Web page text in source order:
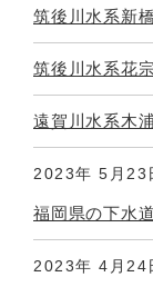
筑後川水系新
筑後川水系花
遠賀川水系木
2023年 5月23
福岡県の下水
2023年 4月24